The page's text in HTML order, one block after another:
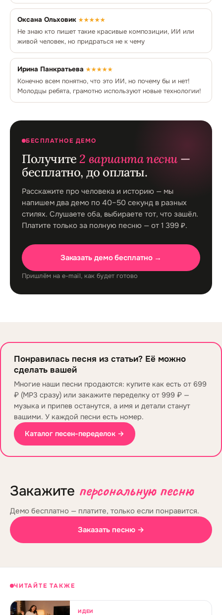
Оксана Ольховик ★★★★★
Не знаю кто пишет такие красивые композиции, ИИ или
живой человек, но придраться не к чему
Ирина Панкратьева ★★★★★
Конечно всем понятно, что это ИИ, но почему бы и нет!
Молодцы ребята, грамотно используют новые технологии!
БЕСПЛАТНОЕ ДЕМО
Получите2 варианта песни —
бесплатно, до оплаты.
Расскажите про человека и историю — мы
напишем два демо по 40–50 секунд в разных
стилях. Слушаете оба, выбираете тот, что зашёл.
Платите только за полную песню — от 1 399 ₽.
Заказать демо бесплатно →
Пришлём на e-mail, как будет готово
Понравилась песня из статьи? Её можно
сделать вашей
Многие наши песни продаются: купите как есть от 699
₽ (MP3 сразу) или закажите переделку от 999 ₽ —
музыка и припев останутся, а имя и детали станут
вашими. У каждой песни есть номер.
Каталог песен-переделок →
Закажите персональную песню
Демо бесплатно — платите, только если понравится.
Заказать песню →
ЧИТАЙТЕ ТАКЖЕ
ИДЕИ